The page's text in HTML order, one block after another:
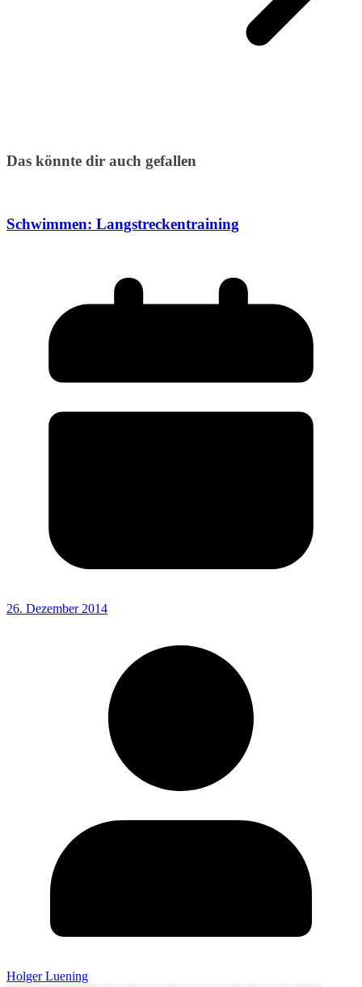
Das könnte dir auch gefallen
Schwimmen: Langstreckentraining
26. Dezember 2014
Holger Luening